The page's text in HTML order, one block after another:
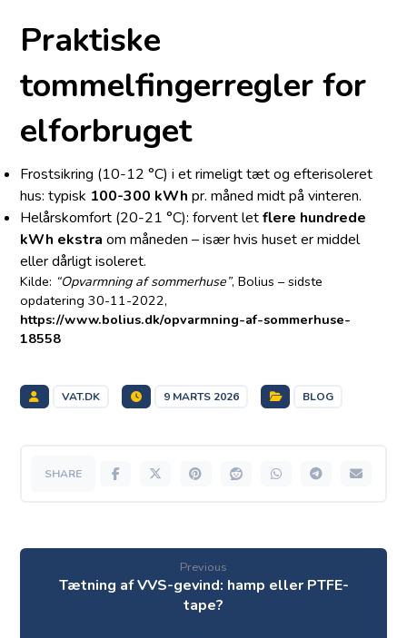
Praktiske
tommelfingerregler for
elforbruget
Frostsikring (10-12 °C) i et rimeligt tæt og efterisoleret
hus: typisk 100-300 kWh pr. måned midt på vinteren.
Helårskomfort (20-21 °C): forvent letflere hundrede
kWh ekstra om måneden – især hvis huset er middel
eller dårligt isoleret.
Kilde: “Opvarmning af sommerhuse”, Bolius – sidste
opdatering 30-11-2022,
https://www.bolius.dk/opvarmning-af-sommerhuse-
18558
VAT.DK 9 MARTS 2026 BLOG
Previous
Tætning af VVS-gevind: hamp eller PTFE-
tape?